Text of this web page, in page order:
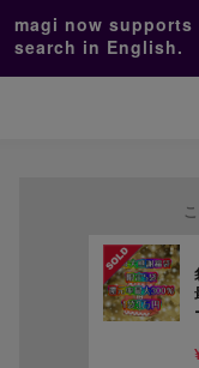
magi now supports
search in English.